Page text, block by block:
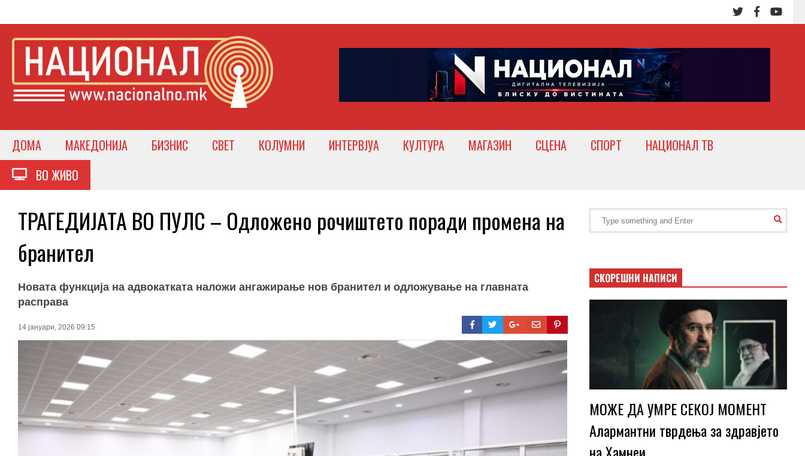
ДОМА МАКЕДОНИЈА БИЗНИС СВЕТ КОЛУМНИ ИНТЕРВЈУА КУЛТУРА МАГАЗИН СЦЕНА СПОРТ
НАЦИОНАЛ ТВ
ВО ЖИВО
ТРАГЕДИЈАТА ВО ПУЛС – Одложено рочиштето поради промена на
бранител
Новата функција на адвокатката наложи ангажирање нов бранител и одложување на главната
расправа
14 јануари, 2026 09:15
СКОРЕШНИ НАПИСИ
МОЖЕ ДА УМРЕ СЕКОЈ МОМЕНТ
Алармантни тврдења за здравјето